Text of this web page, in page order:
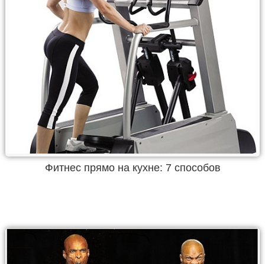
Фитнес прямо на кухне: 7 способов